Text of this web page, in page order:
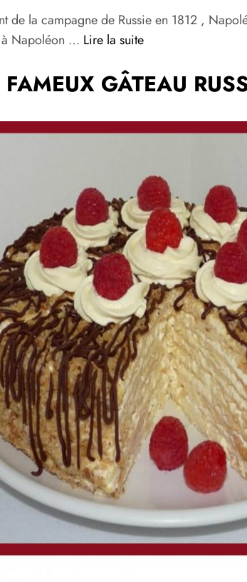
de la campagne de Russie en 1812 ,
à Napoléon … Lire la suite
GÂTEAU